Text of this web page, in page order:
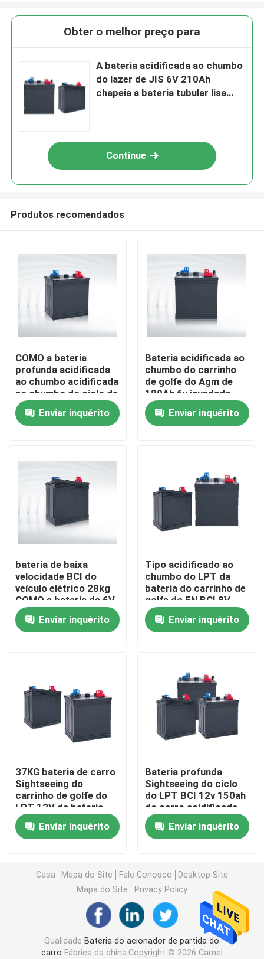
Casa
Produtos
Sobre nós
Excursão da fábrica
Contacte-nos
Group Website
Bateria do acionador de partida do carro
Lítio Ion Starter Battery
Bateria da parada de começo do carro
Bateria acidificada ao chumbo do lazer
Bateria acidificada ao chumbo da tração
Bateria de dupla finalidade
Marine Battery acidificada ao chumbo
Sistema residencial do armazenamento de energia
Obter o melhor preço para
A bateria acidificada ao chumbo
do lazer de JIS 6V 210Ah
chapeia a bateria tubular lisa
Continue
Produtos recomendados
COMO a bateria
profunda acidificada
ao chumbo acidificada
ao chumbo do ciclo da
bateria 6V 210Ah do
lazer de BCI
Enviar inquérito
Bateria acidificada ao
chumbo do carrinho
de golfe do Agm de
180Ah 6v inundada
para carros-patrulha
Enviar inquérito
bateria de baixa
velocidade BCI do
veículo elétrico 28kg
COMO a bateria de 6V
180Ah
Enviar inquérito
Tipo acidificado ao
chumbo do LPT da
bateria do carrinho de
golfe do EN BCI 8V
170Ah do reboque
Enviar inquérito
37KG bateria de carro
Sightseeing do
carrinho de golfe do
LPT 12V da bateria
acidificada ao chumbo
150ahEnviar inquérito
Bateria profunda
Sightseeing do ciclo
do LPT BCI 12v 150ah
do carro acidificada
ao chumbo
Enviar inquérito
Casa Mapa do Site Fale Conosco
Desktop Site
Mapa do Site
Privacy Policy
Qualidade Bateria do acionador de partida do
carro Fábrica da china.Copyright © 2026 Camel